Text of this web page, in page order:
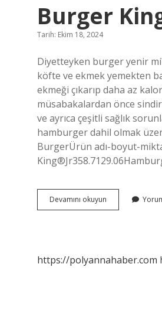
Burger
Tarih: Ekim 18, 2024
Diyetteyken burger yenir
köfte ve ekmek yemekten
ekmeği çıkarıp daha az
müsabakalardan önce
ve ayrıca çeşitli sağlık
hamburger dahil olmak
BurgerÜrün adı-boyut-
Devamını okuyun
King
https://polyannahaber.com